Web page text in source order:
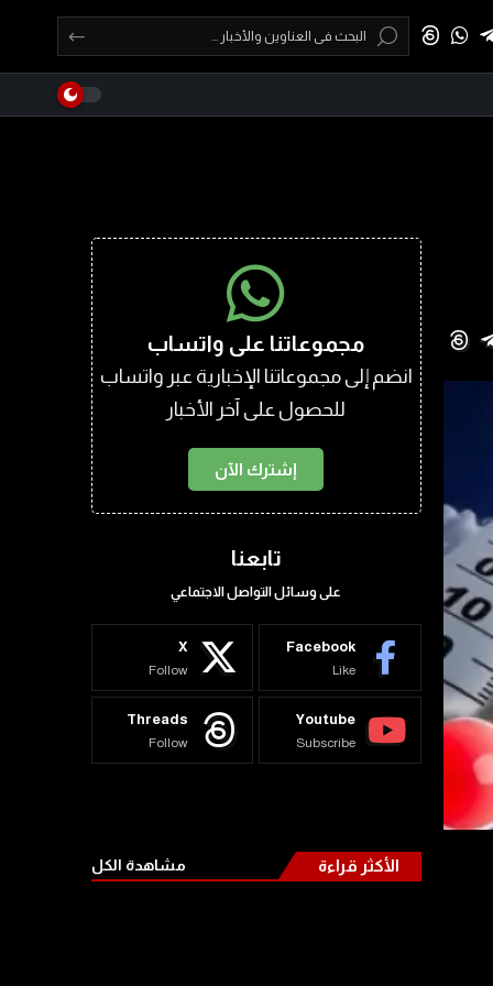
مجموعاتنا على واتساب
انضم إلى مجموعاتنا الإخبارية عبر واتساب
للحصول على آخر الأخبار
إشترك الآن
تابعنا
على وسائل التواصل الاجتماعي
Facebook
Like
X
Follow
Youtube
Subscribe
Threads
Follow
الأكثر قراءة مشاهدة الكل